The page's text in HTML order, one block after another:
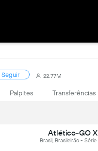
Seguir 22.77M
Palpites Transferências
Atlético-GO
Brasil, Brasileirão - Série